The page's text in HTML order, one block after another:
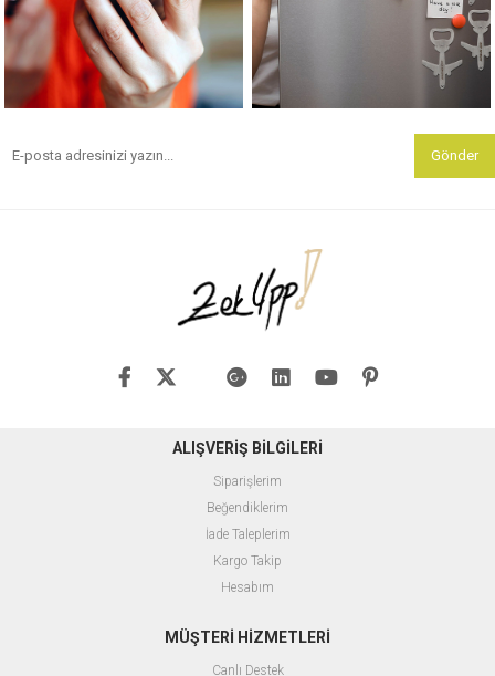
Gönder
ALIŞVERİŞ BİLGİLERİ
Siparişlerim
Beğendiklerim
İade Taleplerim
Kargo Takip
Hesabım
MÜŞTERİ HİZMETLERİ
Canlı Destek